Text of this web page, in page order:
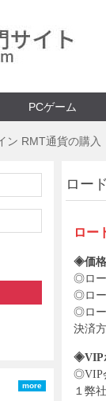
PCゲーム
ン RMT通貨の購入
more
ロー
ロー
◈価
◎ロ
◎ロ
◎ロ
決済
◈VIP
◎VIP
１弊